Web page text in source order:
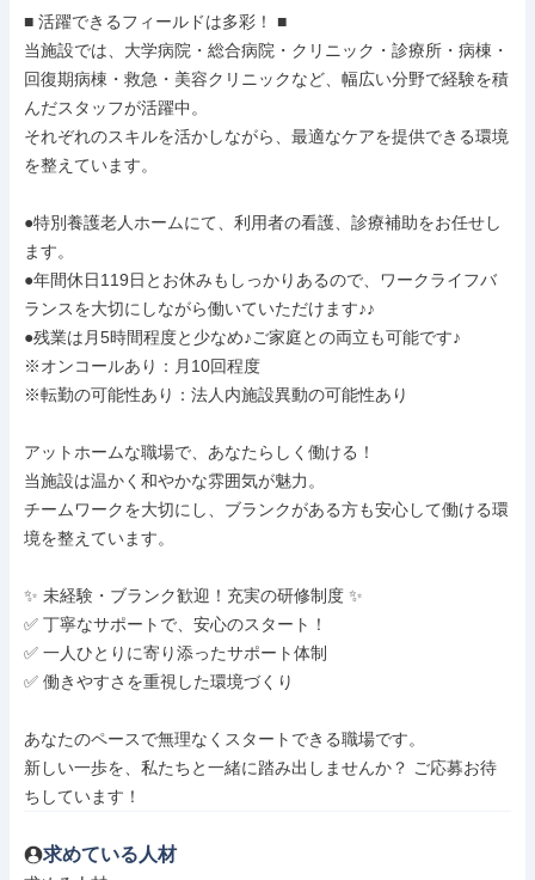
■ 活躍できるフィールドは多彩！ ■
当施設では、大学病院・総合病院・クリニック・診療所・病棟・
回復期病棟・救急・美容クリニックなど、幅広い分野で経験を積
んだスタッフが活躍中。
それぞれのスキルを活かしながら、最適なケアを提供できる環境
を整えています。
●特別養護老人ホームにて、利用者の看護、診療補助をお任せし
ます。
●年間休日119日とお休みもしっかりあるので、ワークライフバ
ランスを大切にしながら働いていただけます♪♪
●残業は月5時間程度と少なめ♪ご家庭との両立も可能です♪
※オンコールあり：月10回程度
※転勤の可能性あり：法人内施設異動の可能性あり
アットホームな職場で、あなたらしく働ける！
当施設は温かく和やかな雰囲気が魅力。
チームワークを大切にし、ブランクがある方も安心して働ける環
境を整えています。
✨ 未経験・ブランク歓迎！充実の研修制度 ✨
✅ 丁寧なサポートで、安心のスタート！
✅ 一人ひとりに寄り添ったサポート体制
✅ 働きやすさを重視した環境づくり
あなたのペースで無理なくスタートできる職場です。
新しい一歩を、私たちと一緒に踏み出しませんか？ ご応募お待
ちしています！
求めている人材